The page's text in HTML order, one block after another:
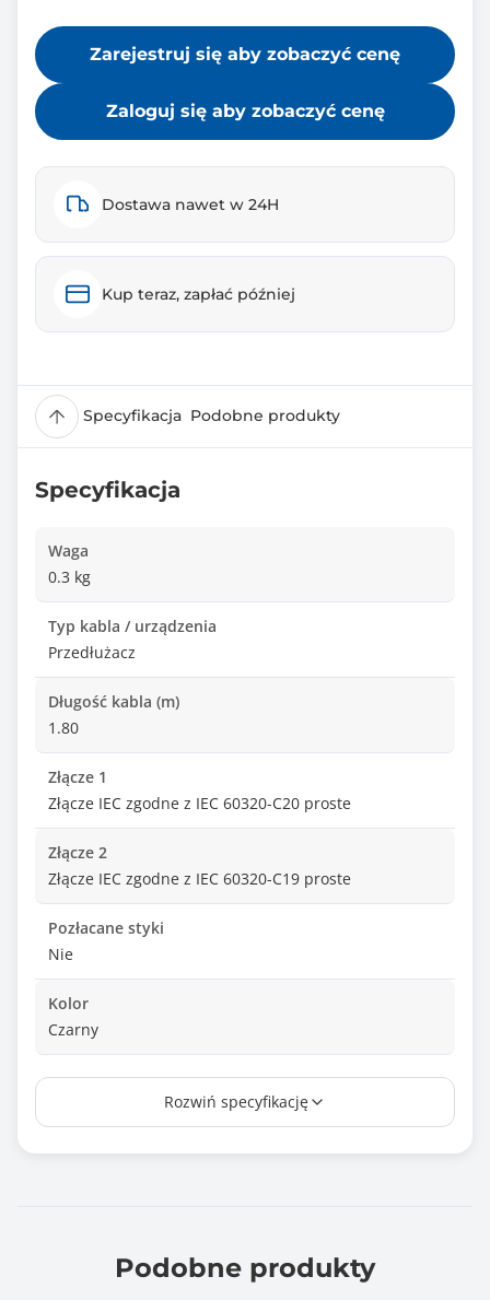
Zarejestruj się aby zobaczyć cenę
Zaloguj się aby zobaczyć cenę
Dostawa nawet w 24H
Kup teraz, zapłać później
Specyfikacja Podobne produkty
Specyfikacja
Waga
0.3 kg
Typ kabla / urządzenia
Przedłużacz
Długość kabla (m)
1.80
Złącze 1
Złącze IEC zgodne z IEC 60320-C20 proste
Złącze 2
Złącze IEC zgodne z IEC 60320-C19 proste
Pozłacane styki
Nie
Kolor
Czarny
Ilość w opakowaniu
Rozwiń specyfikację
Podobne produkty